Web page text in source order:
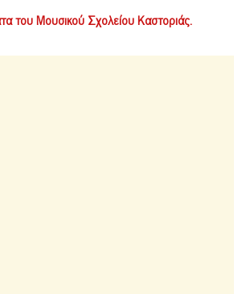
του Μουσικού Σχολείου Καστοριάς.